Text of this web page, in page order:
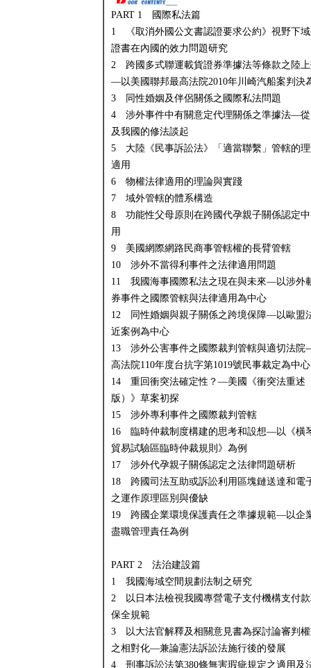
PART 1 國際私法篇
1 《取消外國公文書認證要求公約》視野下
證書在內國的效力問題研究
2 跨國多式聯運載貨證券準據法等條款之陸
—以美國聯邦最高法院2010年川崎汽船案判決
3 同性婚姻及伴侶關係之國際私法問題
4 涉外事件中有關意定代理關係之準據法—
及我國的修法談起
5 大陸《民事訴訟法》「適當聯繫」管轄的
適用
6 物權法律適用的理論與實踐
7 域外管轄的體系構造
8 功能性父母原則在跨國代孕親子關係認定
用
9 美國網際網路民商事管轄權的長臂管轄
10 涉外不當得利事件之法律適用問題
11 我國海事國際私法之現在與未來—以涉外
券事件之國際管轄與法律適用為中心
12 同性婚姻與親子關係之跨境保障—以歐盟
近案例為中心
13 涉外公害事件之國際裁判管轄與適切法院
高法院110年度台抗字第1019號民事裁定為中心
14 重回衝突法確定性？—美國《衝突法重述
版）》草案初探
15 涉外專利事件之國際裁判管轄
16 臨時仲裁制度構建的思考和設想—以《橫
貿易試驗區臨時仲裁規則》為例
17 涉外代孕親子關係認定之法律問題研析
18 跨國司法互助或訴訟利用區塊鏈送達和電
之運作原理區別與優缺
19 跨國企業環境保護責任之準據規範—以企
盡職管理責任為例
PART 2 法治建設篇
1 我國海域空間規劃法制之研究
2 以日本法檢視我國專營電子支付機構支付
保全規範
3 以大法官解釋及相關意見書為探討論審判
之相對化—兼論憲法訴訟法施行後的發展
4 刑事訴訟法第380條無害瑕疵規定之適用及